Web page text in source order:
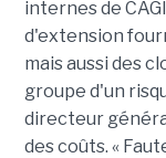
internes de
d'extension
mais aussi des
groupe d'un
directeur
des coûts. «